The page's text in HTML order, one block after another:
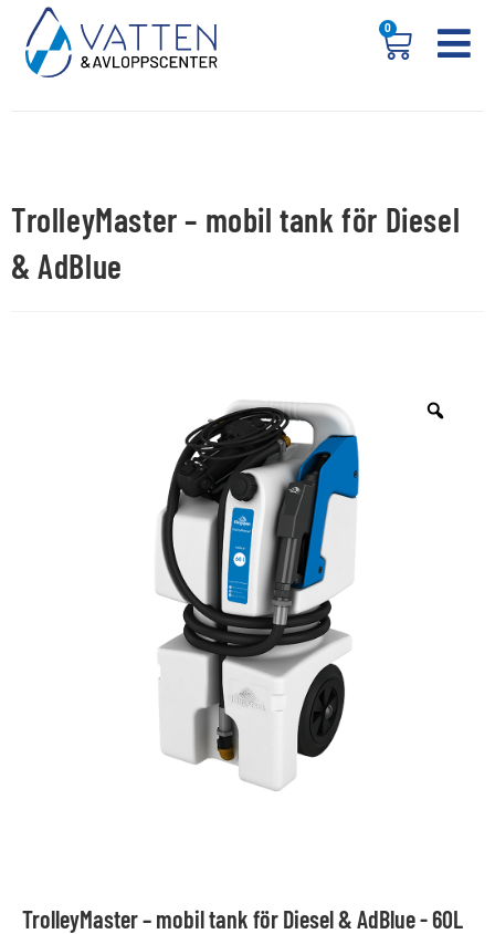
0
TrolleyMaster – mobil tank för Diesel
& AdBlue
TrolleyMaster – mobil tank för Diesel & AdBlue - 60L